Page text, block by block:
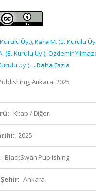
Üy.),Kara M. (E. Kurulu
(E. Kurulu Üy.),Özdemir
Üy.), ...Daha Fazla
Ankara, 2025
Kitap / Diğer
2025
BlackSwan Publishing
Şehir: Ankara